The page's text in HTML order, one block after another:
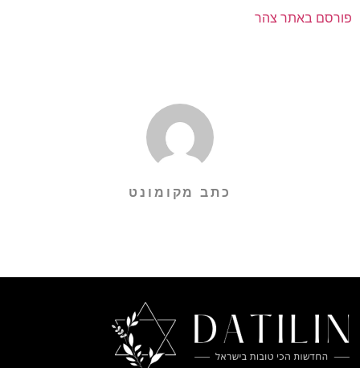
פורסם באתר צהר
כתב מקומונט